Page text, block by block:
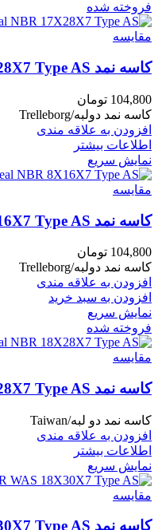
فروخته شده
مقايسه
کاسه نمد NBR 17X28X7 Type AS
104,800 تومان
کاسه نمد دولبه/Trelleborg
افزودن به علاقه مندی
اطلاعات بیشتر
نمایش سریع
مقايسه
کاسه نمد NBR 8X16X7 Type AS
104,800 تومان
کاسه نمد دولبه/Trelleborg
افزودن به علاقه مندی
افزودن به سبد خرید
نمایش سریع
فروخته شده
مقايسه
کاسه نمد NBR 18X28X7 Type AS
کاسه نمد دو لبه/Taiwan
افزودن به علاقه مندی
اطلاعات بیشتر
نمایش سریع
مقايسه
کاسه نمد NBR WAS 18X30X7 Type AS